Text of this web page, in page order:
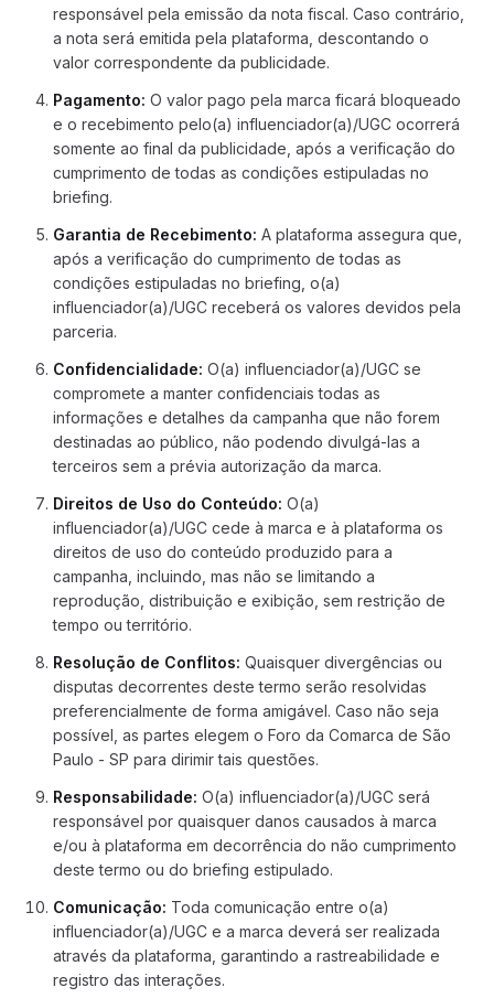
responsável pela emissão da nota fiscal. Caso contrário,
a nota será emitida pela plataforma, descontando o
valor correspondente da publicidade.
Pagamento: O valor pago pela marca ficará bloqueado
e o recebimento pelo(a) influenciador(a)/UGC ocorrerá
somente ao final da publicidade, após a verificação do
cumprimento de todas as condições estipuladas no
briefing.
Garantia de Recebimento: A plataforma assegura que,
após a verificação do cumprimento de todas as
condições estipuladas no briefing, o(a)
influenciador(a)/UGC receberá os valores devidos pela
parceria.
Confidencialidade: O(a) influenciador(a)/UGC se
compromete a manter confidenciais todas as
informações e detalhes da campanha que não forem
destinadas ao público, não podendo divulgá-las a
terceiros sem a prévia autorização da marca.
Direitos de Uso do Conteúdo: O(a)
influenciador(a)/UGC cede à marca e à plataforma os
direitos de uso do conteúdo produzido para a
campanha, incluindo, mas não se limitando a
reprodução, distribuição e exibição, sem restrição de
tempo ou território.
Resolução de Conflitos: Quaisquer divergências ou
disputas decorrentes deste termo serão resolvidas
preferencialmente de forma amigável. Caso não seja
possível, as partes elegem o Foro da Comarca de São
Paulo - SP para dirimir tais questões.
Responsabilidade: O(a) influenciador(a)/UGC será
responsável por quaisquer danos causados à marca
e/ou à plataforma em decorrência do não cumprimento
deste termo ou do briefing estipulado.
Comunicação: Toda comunicação entre o(a)
influenciador(a)/UGC e a marca deverá ser realizada
através da plataforma, garantindo a rastreabilidade e
registro das interações.